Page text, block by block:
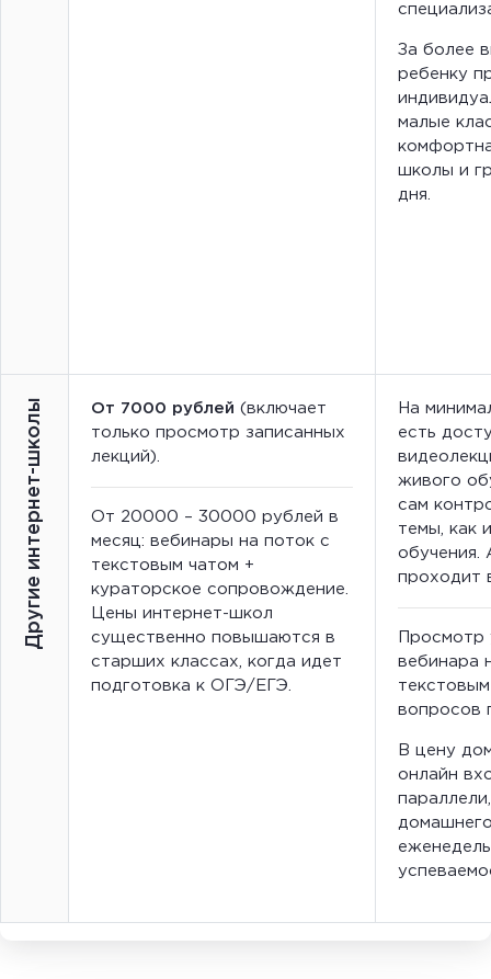
За более
ребенку
малые
школы и
дня.
Другие интернет-школы От 7000 рублей (включает
только просмотр записанных
лекций).
От 20000 – 30000 рублей в
месяц: вебинары на поток с
текстовым чатом +
кураторское сопровождение.
Цены интернет-школ
существенно повышаются в
старших классах, когда идет
подготовка к ОГЭ/ЕГЭ.
На
есть
живого
сам
темы, как
обучения.
проходит
вебинара
вопросов
В цену
онлайн